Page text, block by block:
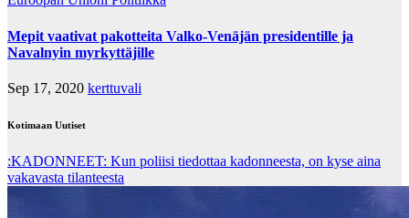
Mepit vaativat pakotteita Valko-Venäjän presidentille ja
Navalnyin myrkyttäjille
Sep 17, 2020 kerttuvali
Kotimaan Uutiset
:KADONNEET: Kun poliisi tiedottaa kadonneesta, on kyse aina
vakavasta tilanteesta